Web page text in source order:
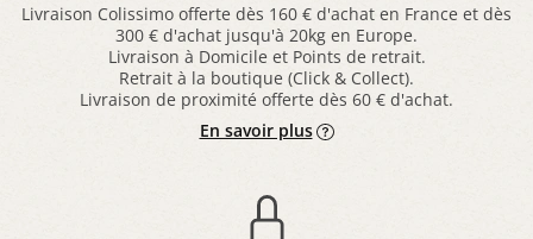
Livraison Colissimo offerte dès 160 € d'achat en France et dès
300 € d'achat jusqu'à 20kg en Europe.
Livraison à Domicile et Points de retrait.
Retrait à la boutique (Click & Collect).
Livraison de proximité offerte dès 60 € d'achat.
En savoir plus